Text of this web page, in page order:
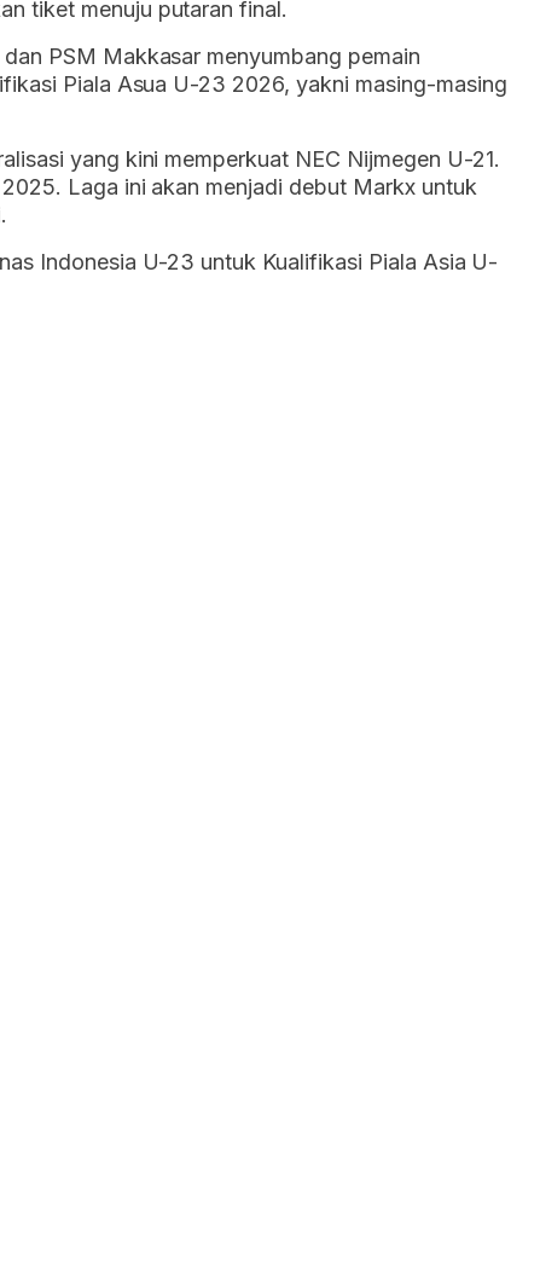
tiket menuju putaran final.
PSM Makkasar menyumbang pemain
Piala Asua U-23 2026, yakni masing-masing
yang kini memperkuat NEC Nijmegen U-21.
Laga ini akan menjadi debut Markx untuk
Indonesia U-23 untuk Kualifikasi Piala Asia U-